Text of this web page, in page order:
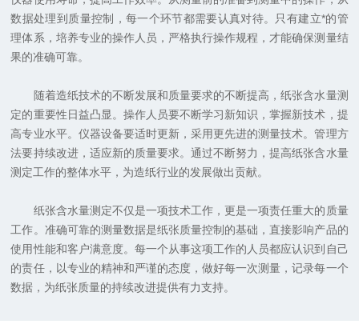
数据处理到质量控制，每一个环节都需要认真对待。只有建立*的管
理体系，培养专业的操作人员，严格执行操作规程，才能确保测量结
果的准确可靠。
随着造纸技术的不断发展和质量要求的不断提高，纸张含水量测
定的重要性日益凸显。操作人员要不断学习新知识，掌握新技术，提
高专业水平。仪器设备要适时更新，采用更先进的测量技术。管理方
法要持续改进，适应新的质量要求。通过不断努力，提高纸张含水量
测定工作的整体水平，为造纸行业的发展做出贡献。
纸张含水量测定不仅是一项技术工作，更是一项责任重大的质量
工作。准确可靠的测量数据是纸张质量控制的基础，直接影响产品的
使用性能和客户满意度。每一个从事这项工作的人员都应认识到自己
的责任，以专业的精神和严谨的态度，做好每一次测量，记录每一个
数据，为纸张质量的持续改进提供有力支持。